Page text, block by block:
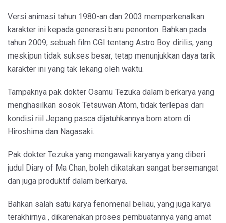
Versi animasi tahun 1980-an dan 2003 memperkenalkan
karakter ini kepada generasi baru penonton. Bahkan pada
tahun 2009, sebuah film CGI tentang Astro Boy dirilis, yang
meskipun tidak sukses besar, tetap menunjukkan daya tarik
karakter ini yang tak lekang oleh waktu.
Tampaknya pak dokter Osamu Tezuka dalam berkarya yang
menghasilkan sosok Tetsuwan Atom, tidak terlepas dari
kondisi riil Jepang pasca dijatuhkannya bom atom di
Hiroshima dan Nagasaki.
Pak dokter Tezuka yang mengawali karyanya yang diberi
judul Diary of Ma Chan, boleh dikatakan sangat bersemangat
dan juga produktif dalam berkarya.
Bahkan salah satu karya fenomenal beliau, yang juga karya
terakhirnya , dikarenakan proses pembuatannya yang amat